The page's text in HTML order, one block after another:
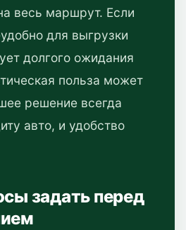
весь маршрут. Если
для выгрузки
долгого ожидания
польза может
решение всегда
авто, и удобство
задать перед